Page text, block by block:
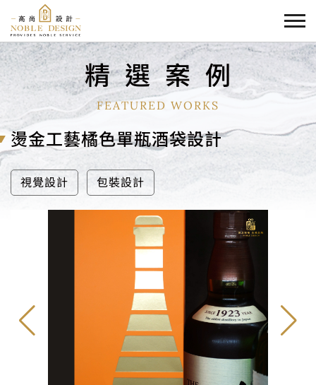
精 選 案 例
FEATURED WORKS
燙金工藝橘色單瓶酒袋設計
視覺設計 包裝設計